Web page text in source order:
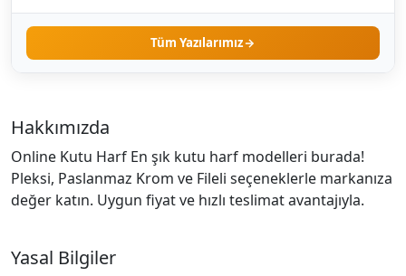
Tüm Yazılarımız
Hakkımızda
Online Kutu Harf En şık kutu harf modelleri burada!
Pleksi, Paslanmaz Krom ve Fileli seçeneklerle markanıza
değer katın. Uygun fiyat ve hızlı teslimat avantajıyla.
Yasal Bilgiler